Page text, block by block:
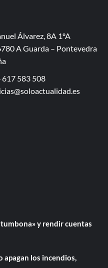
Álvarez, 8A 1ºA
A Guarda – Pontevedra
617 583 508
tumbona» y rendir cuentas
apagan los incendios,